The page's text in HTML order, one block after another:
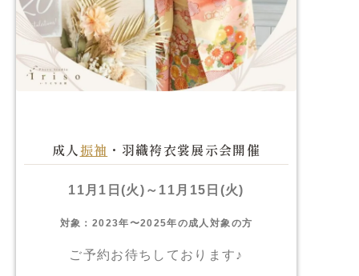
成人振袖 ・羽織袴衣裳展示会開催
11月1日(火)～11月15日(火)
対象：2023年〜2025年の成人対象の方
ご予約お待ちしております♪